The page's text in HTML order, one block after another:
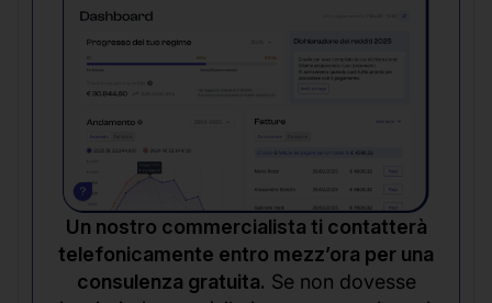
Un nostro commercialista ti contatterà
telefonicamente entro mezz’ora per una
consulenza gratuita. Se non dovesse